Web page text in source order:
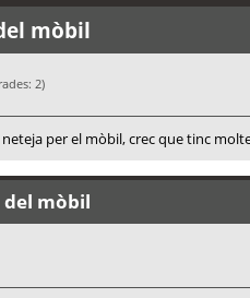
mòbil
2)
per el mòbil, crec que tinc
del mòbil